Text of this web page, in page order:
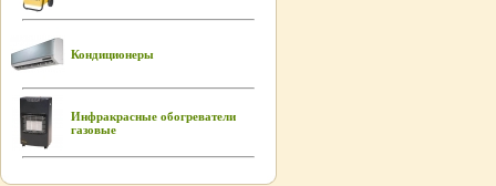
Кондиционеры
Инфракрасные обогреватели
газовые